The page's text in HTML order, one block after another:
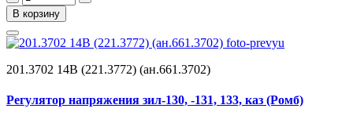
В корзину
201.3702 14В (221.3772) (ан.661.3702)
Регулятор напряжения зил-130, -131, 133, каз (Ромб)